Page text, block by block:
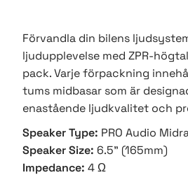
Förvandla din bilens
ljudupplevelse med ZPR-
pack. Varje förpackning
tums midbasar som är
enastående ljudkvalitet och
Speaker Type: PRO Audio
Speaker Size: 6.5” (165mm)
Impedance: 4 Ω